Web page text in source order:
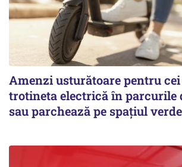
Amenzi usturătoare pentru
trotineta electrică în parcurile
sau parchează pe spațiul verde